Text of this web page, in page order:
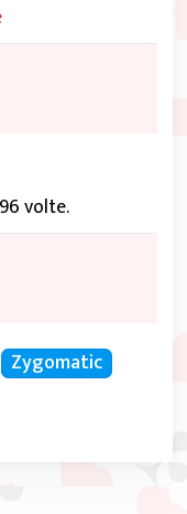
volte.
Zygomatic